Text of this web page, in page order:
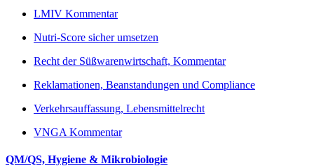
LMIV Kommentar
Nutri-Score sicher umsetzen
Recht der Süßwarenwirtschaft, Kommentar
Reklamationen, Beanstandungen und Compliance
Verkehrsauffassung, Lebensmittelrecht
VNGA Kommentar
QM/QS, Hygiene & Mikrobiologie